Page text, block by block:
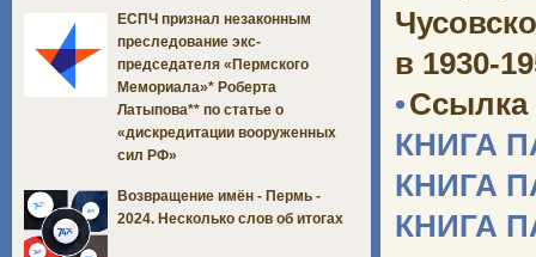
в 1930-
•Ссылка
КНИГА
КНИГА
КНИГА
ЕСПЧ признал незаконным
преследование экс-
председателя «Пермского
Мемориала»* Роберта
Латыпова** по статье о
«дискредитации вооруженных
сил РФ»
Возвращение имён - Пермь -
2024. Несколько слов об итогах